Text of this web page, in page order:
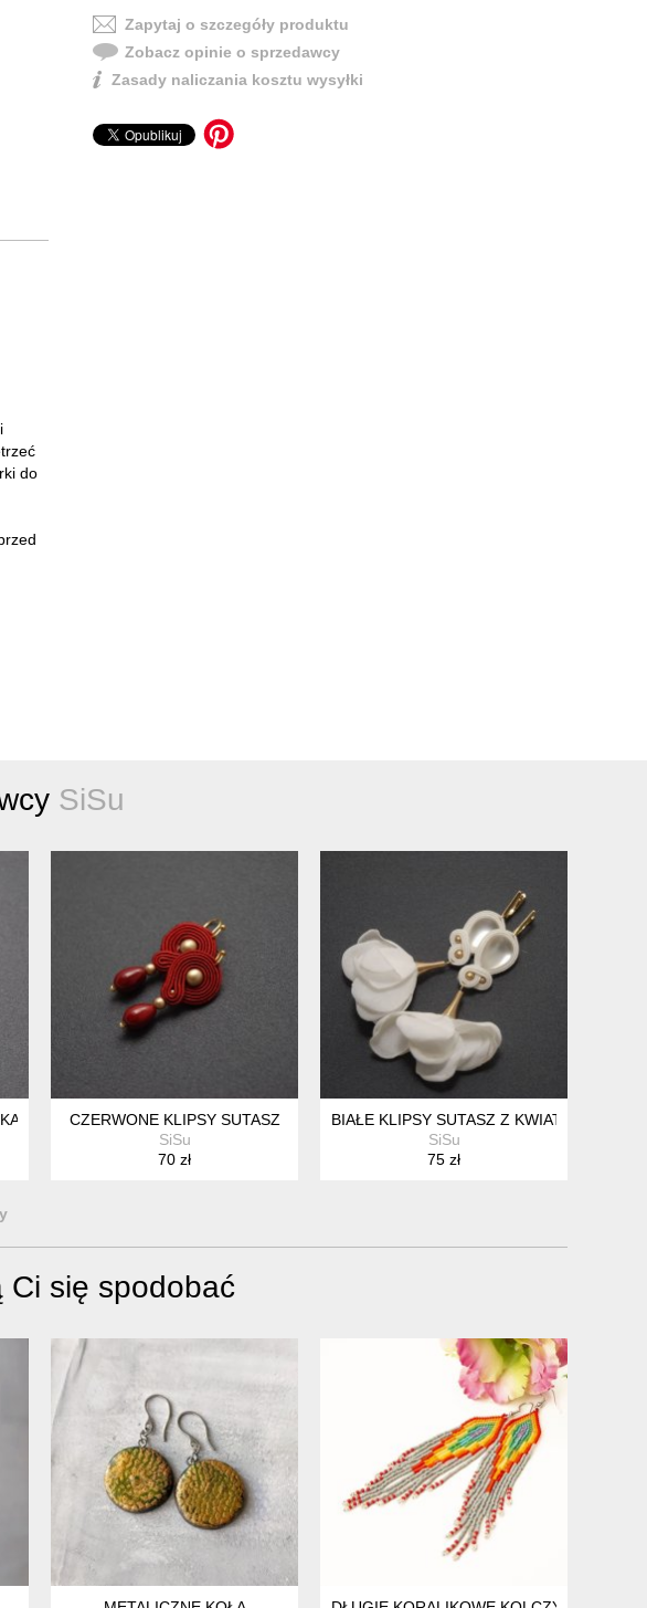
Zapytaj o szczegóły produktu
Zobacz opinie o sprzedawcy
Zasady naliczania kosztu wysyłki
do
SiSu
CZERWONE KLIPSY SUTASZ
SiSu
70 zł
BIAŁE KLIPSY SUTASZ Z KWIATKIEM
SiSu
75 zł
Ci się spodobać